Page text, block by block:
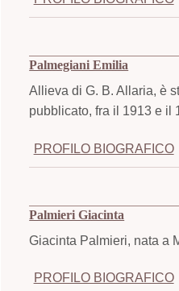
Palmegiani Emilia
Allieva di G. B. Allaria, è
pubblicato, fra il 1913 e
PROFILO BIOGRAFICO
Palmieri Giacinta
Giacinta Palmieri, nata a
PROFILO BIOGRAFICO